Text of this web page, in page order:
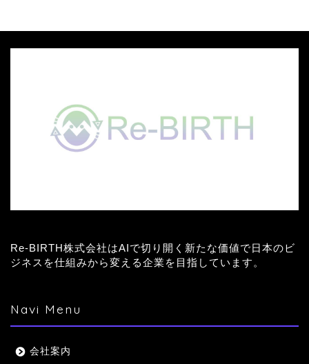
Re-BIRTH株式会社はAIで切り開く新たな価値で日本のビ
ジネスを仕組みから変える企業を目指しています。
Navi Menu
会社案内